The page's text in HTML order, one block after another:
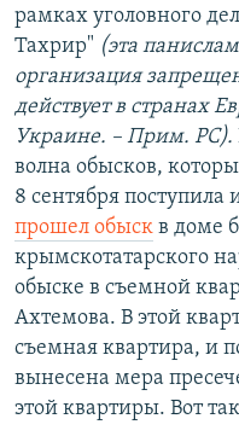
рамках уголовного
Тахрир" (эта
организация
действует в странах
Украине. – Прим. РС).
волна обысков,
8 сентября
прошел обыск в доме
крымскотатарского
обыске в съемной
Ахтемова. В этой
съемная квартира, и
вынесена мера
этой квартиры. Вот